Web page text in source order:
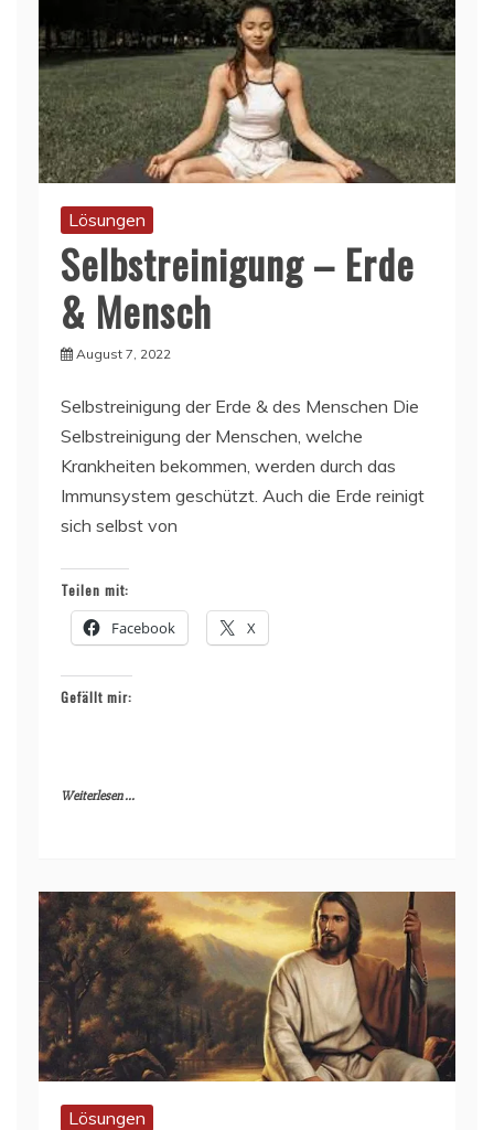
Lösungen
Selbstreinigung – Erde
& Mensch
August 7, 2022
Selbstreinigung der Erde & des Menschen Die
Selbstreinigung der Menschen, welche
Krankheiten bekommen, werden durch das
Immunsystem geschützt. Auch die Erde reinigt
sich selbst von
Teilen mit:
Facebook X
Gefällt mir:
Weiterlesen ...
Lösungen